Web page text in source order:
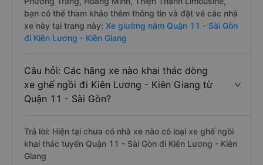
bạn có thể tham khảo thêm thông tin và đặt vé các nhà
xe này tại trang này: Xe giường nằm Quận 11 - Sài Gòn
đi Kiên Lương - Kiên Giang
Câu hỏi: Các hãng xe nào khai thác dòng
xe ghế ngồi đi Kiên Lương - Kiên Giang từ
Quận 11 - Sài Gòn?
Trả lời: Hiện tại chưa có nhà xe nào có loại xe ghế ngồi
khai thác tuyến Quận 11 - Sài Gòn đi Kiên Lương - Kiên
Giang